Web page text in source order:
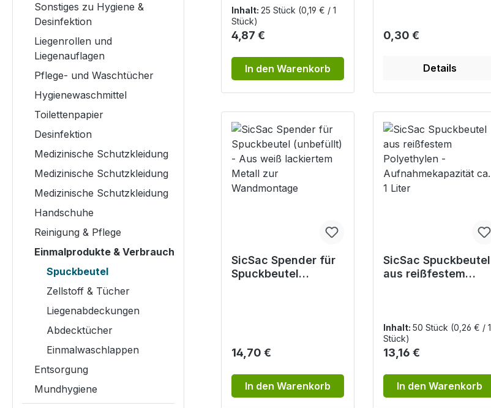
Sonstiges zu Hygiene &
Desinfektion
Liegenrollen und
Liegenauflagen
Pflege- und Waschtücher
Hygienewaschmittel
Toilettenpapier
Desinfektion
Medizinische Schutzkleidung
Medizinische Schutzkleidung
Medizinische Schutzkleidung
Handschuhe
Reinigung & Pflege
Einmalprodukte & Verbrauch
Spuckbeutel
Zellstoff & Tücher
Liegenabdeckungen
Abdecktücher
Einmalwaschlappen
Entsorgung
Mundhygiene
Stück
Inhalt: 25 Stück (0,19 € / 1
Stück)
Regulärer Preis:
4,87 €
In den Warenkorb
Regulärer Preis:
0,30 €
Details
SicSac Spender für
Spuckbeutel
Regulärer Preis:
14,70 €
In den Warenkorb
SicSac Spuckbeutel
aus reißfestem
Inhalt:50 Stück (0,26 € / 1
Stück)
Regulärer Preis:
13,16 €
In den Warenkorb